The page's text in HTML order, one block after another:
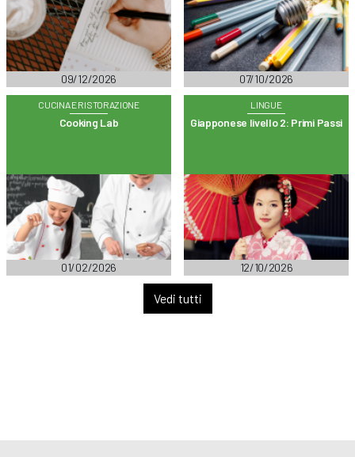
09/12/2026 07/10/2026
CUCINA E RISTORAZIONE
Cooking Lab
01/02/2026
LINGUE
Giapponese livello 2: Primi Passi
12/10/2026
Vedi tutti